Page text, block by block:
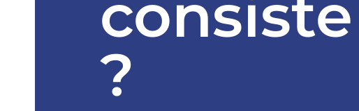
consiste
?